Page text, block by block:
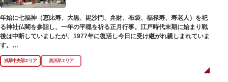
います。（御開帳期間 1月1日～7日）
年始に七福神（恵比寿、大黒、毘沙門、弁財、布袋、福禄寿、寿老人）を祀
る神社仏閣を参詣し、一年の平穏を祈る正月行事。江戸時代末期に始まり戦
後は中断していましたが、1977年に復活し今日に受け継がれ親しまれていま
す。
浅草名所七福神の特徴は福禄寿、寿老人が2社ずつあり、巡る社寺が9ヶ所あ
るところ。九は数の究み、鳩と言う字にも使われていて、鳩は「集まる」と
浅草中央部エリア 奥浅草エリア